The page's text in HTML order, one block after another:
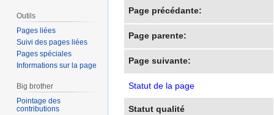
Page précédante:
Page parente:
Page suivante:
Statut de la page
Statut qualité
Outils
Pages liées
Suivi des pages liées
Pages spéciales
Informations sur la page
Big brother
Pointage des
contributions